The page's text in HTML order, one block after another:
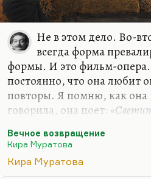
Не в этом дело. Во-
всегда форма
формы. И это фильм-
постоянно, что она любит
повторы. Я помню, как она
говорила, она поет:
в таком травестийном
гомерически смешно. Но
показала ещё и страшное
Вечное возвращение
Кира Муратова
Кира Муратова